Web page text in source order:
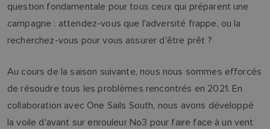
question fondamentale pour tous ceux qui préparent une
campagne : attendez-vous que l'adversité frappe, ou la
recherchez-vous pour vous assurer d'être prêt ?
Au cours de la saison suivante, nous nous sommes efforcés
de résoudre tous les problèmes rencontrés en 2021. En
collaboration avec One Sails South, nous avons développé
la voile d'avant sur enrouleur No3 pour faire face à un vent